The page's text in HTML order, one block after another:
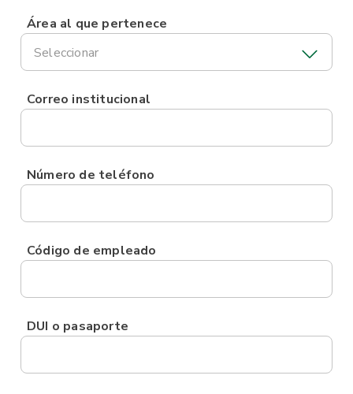
Área al que pertenece
Seleccionar
Correo institucional
Número de teléfono
Código de empleado
DUI o pasaporte